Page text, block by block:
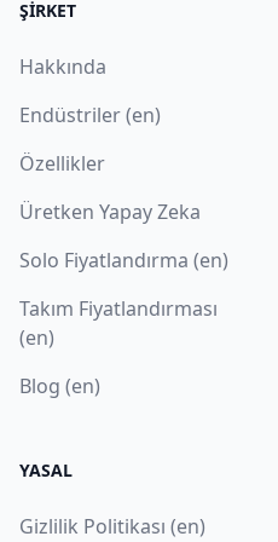
ŞIRKET
Hakkında
Endüstriler (en)
Özellikler
Üretken Yapay Zeka
Solo Fiyatlandırma (en)
Takım Fiyatlandırması
(en)
Blog (en)
YASAL
Gizlilik Politikası (en)